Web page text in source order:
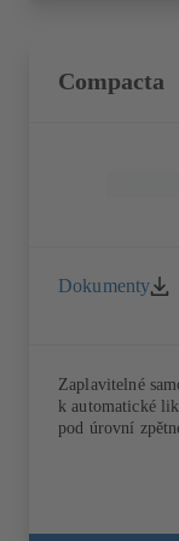
Compacta
Dokumenty
Zaplavitelné
k automatické
pod úrovní